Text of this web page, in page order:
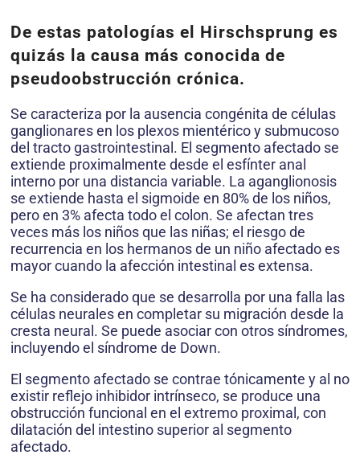
De estas patologías el Hirschsprung es
quizás la causa más conocida de
pseudoobstrucción crónica.
Se caracteriza por la ausencia congénita de células
ganglionares en los plexos mientérico y submucoso
del tracto gastrointestinal. El segmento afectado se
extiende proximalmente desde el esfínter anal
interno por una distancia variable. La aganglionosis
se extiende hasta el sigmoide en 80% de los niños,
pero en 3% afecta todo el colon. Se afectan tres
veces más los niños que las niñas; el riesgo de
recurrencia en los hermanos de un niño afectado es
mayor cuando la afección intestinal es extensa.
Se ha considerado que se desarrolla por una falla las
células neurales en completar su migración desde la
cresta neural. Se puede asociar con otros síndromes,
incluyendo el síndrome de Down.
El segmento afectado se contrae tónicamente y al no
existir reflejo inhibidor intrínseco, se produce una
obstrucción funcional en el extremo proximal, con
dilatación del intestino superior al segmento
afectado.